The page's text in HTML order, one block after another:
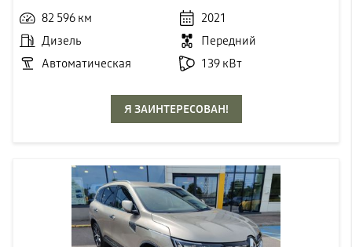
82 596 км
2021
Дизель
Передний
Автоматическая
139 кВт
Я ЗАИНТЕРЕСОВАН!